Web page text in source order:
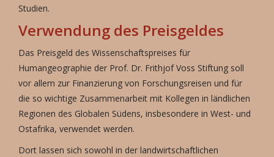
Studien.
Verwendung des Preisgeldes
Das Preisgeld des Wissenschaftspreises für
Humangeographie der Prof. Dr. Frithjof Voss Stiftung soll
vor allem zur Finanzierung von Forschungsreisen und für
die so wichtige Zusammenarbeit mit Kollegen in ländlichen
Regionen des Globalen Südens, insbesondere in West- und
Ostafrika, verwendet werden.
Dort lassen sich sowohl in der landwirtschaftlichen